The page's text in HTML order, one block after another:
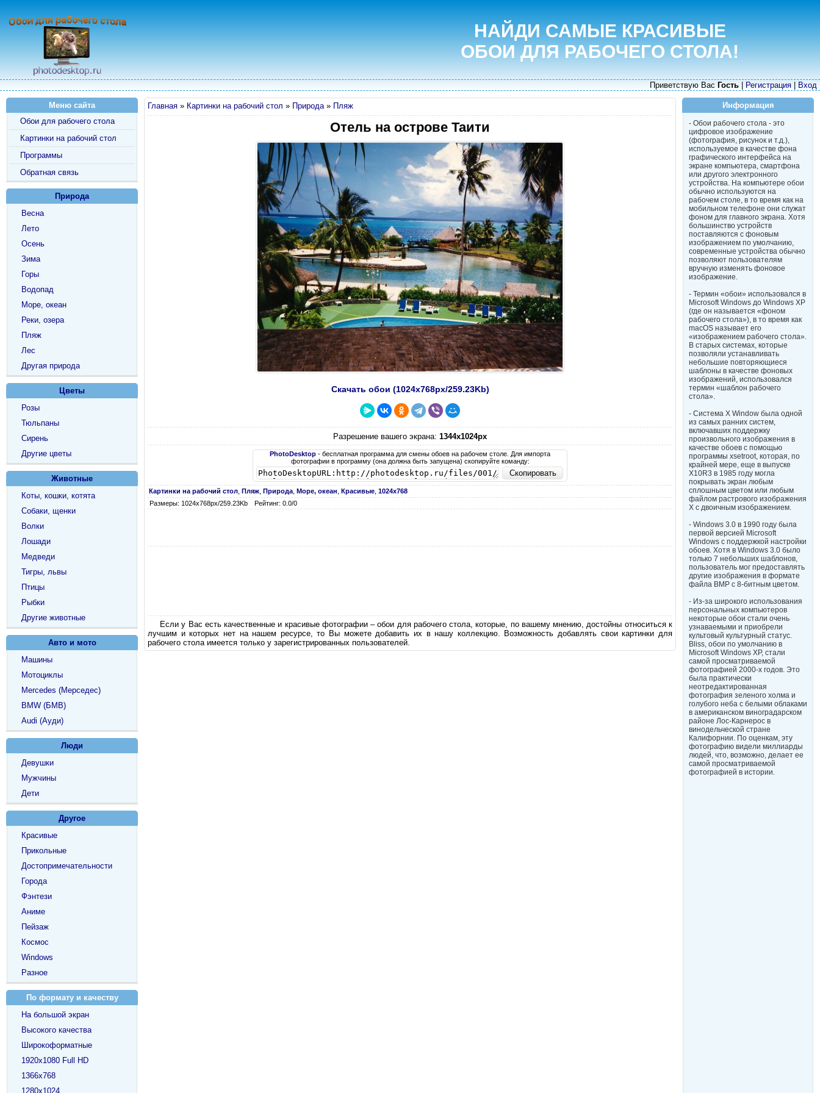
НАЙДИ САМЫЕ КРАСИВЫЕ
ОБОИ ДЛЯ РАБОЧЕГО СТОЛА!
Приветствую Вас Гость Регистрация Вход
Главная » Картинки на рабочий стол » Природа» Пляж
Отель на острове Таити
Скачать обои (1024х768px/259.23Kb)
Разрешение вашего экрана: 1344x1024px
PhotoDesktop - бесплатная программа для смены обоев на рабочем столе. Для импорта
фотографии в программу (она должна быть запущена) скопируйте команду:
Картинки на рабочий стол Пляж Природа Море, океан Красивые 1024х768
Размеры: 1024х768px/259.23Kb
Рейтинг: 0.0/0
Если у Вас есть качественные и красивые фотографии – обои для рабочего стола, которые, по вашему мнению, достойны относиться к
лучшим и которых нет на нашем ресурсе, то Вы можете добавить их в нашу коллекцию. Возможность добавлять свои картинки для
рабочего стола имеется только у зарегистрированных пользователей.
Меню сайта
Обои для рабочего стола
Картинки на рабочий стол
Программы
Обратная связь
Природа
Весна
Лето
Осень
Зима
Горы
Водопад
Море, океан
Реки, озера
Пляж
Лес
Другая природа
Цветы
Розы
Тюльпаны
Сирень
Другие цветы
Животные
Коты, кошки, котята
Собаки, щенки
Волки
Лошади
Медведи
Тигры, львы
Птицы
Рыбки
Другие животные
Авто и мото
Машины
Мотоциклы
Mercedes (Мерседес)
BMW (БМВ)
Audi (Ауди)
Люди
Девушки
Мужчины
Дети
Другое
Красивые
Прикольные
Достопримечательности
Города
Фэнтези
Аниме
Пейзаж
Космос
Windows
Разное
По формату и качеству
На большой экран
Высокого качества
Широкоформатные
1920х1080 Full HD
1366х768
1280х1024
Информация
- Обои рабочего стола - это
цифровое изображение
(фотография, рисунок и т.д.),
используемое в качестве фона
графического интерфейса на
экране компьютера, смартфона
или другого электронного
устройства. На компьютере обои
обычно используются на
рабочем столе, в то время как на
мобильном телефоне они служат
фоном для главного экрана. Хотя
большинство устройств
поставляются с фоновым
изображением по умолчанию,
современные устройства обычно
позволяют пользователям
вручную изменять фоновое
изображение.
- Термин «обои» использовался в
Microsoft Windows до Windows XP
(где он называется «фоном
рабочего стола»), в то время как
macOS называет его
«изображением рабочего стола».
В старых системах, которые
позволяли устанавливать
небольшие повторяющиеся
шаблоны в качестве фоновых
изображений, использовался
термин «шаблон рабочего
стола».
- Система X Window была одной
из самых ранних систем,
включавших поддержку
произвольного изображения в
качестве обоев с помощью
программы xsetroot, которая, по
крайней мере, еще в выпуске
X10R3 в 1985 году могла
покрывать экран любым
сплошным цветом или любым
файлом растрового изображения
X с двоичным изображением.
- Windows 3.0 в 1990 году была
первой версией Microsoft
Windows с поддержкой настройки
обоев. Хотя в Windows 3.0 было
только 7 небольших шаблонов,
пользователь мог предоставлять
другие изображения в формате
файла BMP с 8-битным цветом.
- Из-за широкого использования
персональных компьютеров
некоторые обои стали очень
узнаваемыми и приобрели
культовый культурный статус.
Bliss, обои по умолчанию в
Microsoft Windows XP, стали
самой просматриваемой
фотографией 2000-х годов. Это
была практически
неотредактированная
фотография зеленого холма и
голубого неба с белыми облаками
в американском виноградарском
районе Лос-Карнерос в
винодельческой стране
Калифорнии. По оценкам, эту
фотографию видели миллиарды
людей, что, возможно, делает ее
самой просматриваемой
фотографией в истории.